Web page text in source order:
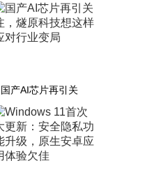
国产AI芯片再引关